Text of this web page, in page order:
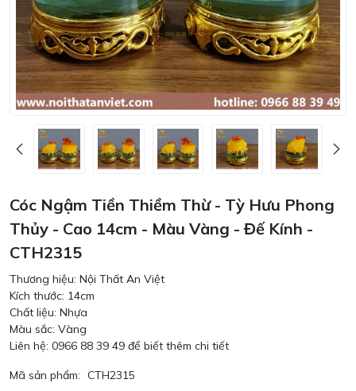
Cóc Ngậm Tiền Thiềm Thừ - Tỳ Hưu Phong
Thủy - Cao 14cm - Màu Vàng - Đế Kính -
CTH2315
Thương hiệu: Nội Thất An Việt
Kích thước: 14cm
Chất liệu: Nhựa
Màu sắc: Vàng
Liên hệ: 0966 88 39 49 để biết thêm chi tiết
Mã sản phẩm: CTH2315